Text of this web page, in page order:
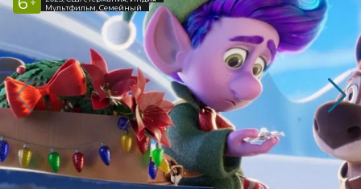
+
Мультфильм, Семейный